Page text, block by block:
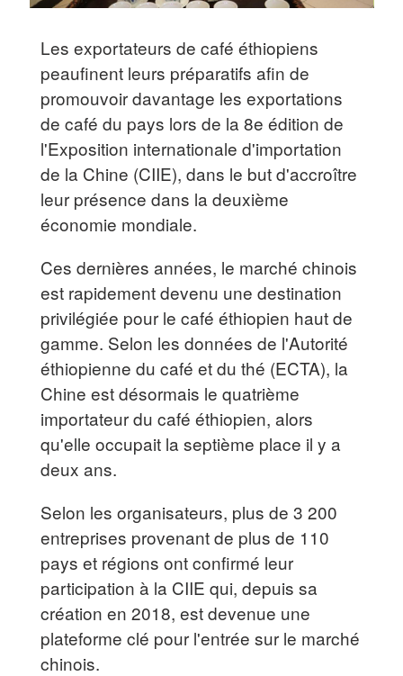
Les exportateurs de café éthiopiens
peaufinent leurs préparatifs afin de
promouvoir davantage les exportations
de café du pays lors de la 8e édition de
l'Exposition internationale d'importation
de la Chine (CIIE), dans le but d'accroître
leur présence dans la deuxième
économie mondiale.
Ces dernières années, le marché chinois
est rapidement devenu une destination
privilégiée pour le café éthiopien haut de
gamme. Selon les données de l'Autorité
éthiopienne du café et du thé (ECTA), la
Chine est désormais le quatrième
importateur du café éthiopien, alors
qu'elle occupait la septième place il y a
deux ans.
Selon les organisateurs, plus de 3 200
entreprises provenant de plus de 110
pays et régions ont confirmé leur
participation à la CIIE qui, depuis sa
création en 2018, est devenue une
plateforme clé pour l'entrée sur le marché
chinois.